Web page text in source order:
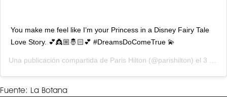
You make me feel like I’m your Princess in a Disney Fairy Tale
Love Story. 💕👸🏼🤴🏻💕 #DreamsDoComeTrue 💫
Una publicación compartida de Paris Hilton (@parishilton) el 3 May, 2020 a las 4:33 PDT
Fuente: La Botana